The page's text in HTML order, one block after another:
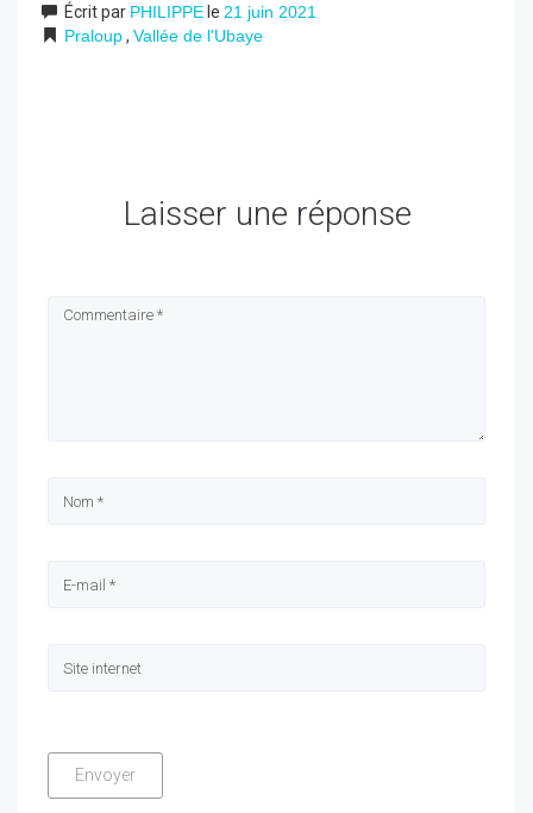
Écrit par PHILIPPE le 21 juin 2021
Praloup, Vallée de l'Ubaye
Laisser une réponse